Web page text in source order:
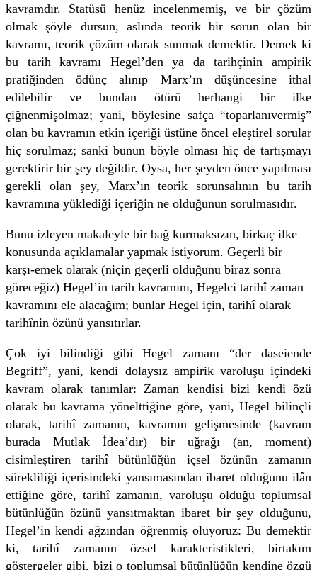
kavramdır. Statüsü henüz incelenmemiş, ve bir çözüm
olmak şöyle dursun, aslında teorik bir sorun olan bir
kavramı, teorik çözüm olarak sunmak demektir. Demek ki
bu tarih kavramı Hegel’den ya da tarihçinin ampirik
pratiğinden ödünç alınıp Marx’ın düşüncesine ithal
edilebilir ve bundan ötürü herhangi bir ilke
çiğnenmişolmaz; yani, böylesine safça “toparlanıvermiş”
olan bu kavramın etkin içeriği üstüne öncel eleştirel sorular
hiç sorulmaz; sanki bunun böyle olması hiç de tartışmayı
gerektirir bir şey değildir. Oysa, her şeyden önce yapılması
gerekli olan şey, Marx’ın teorik sorunsalının bu tarih
kavramına yüklediği içeriğin ne olduğunun sorulmasıdır.
Bunu izleyen makaleyle bir bağ kurmaksızın, birkaç ilke
konusunda açıklamalar yapmak istiyorum. Geçerli bir
karşı-emek olarak (niçin geçerli olduğunu biraz sonra
göreceğiz) Hegel’in tarih kavramını, Hegelci tarihî zaman
kavramını ele alacağım; bunlar Hegel için, tarihî olarak
tarihînin özünü yansıtırlar.
Çok iyi bilindiği gibi Hegel zamanı “der daseiende
Begriff”, yani, kendi dolaysız ampirik varoluşu içindeki
kavram olarak tanımlar: Zaman kendisi bizi kendi özü
olarak bu kavrama yönelttiğine göre, yani, Hegel bilinçli
olarak, tarihî zamanın, kavramın gelişmesinde (kavram
burada Mutlak İdea’dır) bir uğrağı (an, moment)
cisimleştiren tarihî bütünlüğün içsel özünün zamanın
sürekliliği içerisindeki yansımasından ibaret olduğunu ilân
ettiğine göre, tarihî zamanın, varoluşu olduğu toplumsal
bütünlüğün özünü yansıtmaktan ibaret bir şey olduğunu,
Hegel’in kendi ağzından öğrenmiş oluyoruz: Bu demektir
ki, tarihî zamanın özsel karakteristikleri, birtakım
göstergeler gibi, bizi o toplumsal bütünlüğün kendine özgü